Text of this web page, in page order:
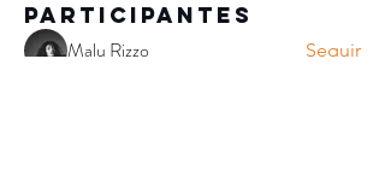
Participantes
Malu Rizzo
Seguir